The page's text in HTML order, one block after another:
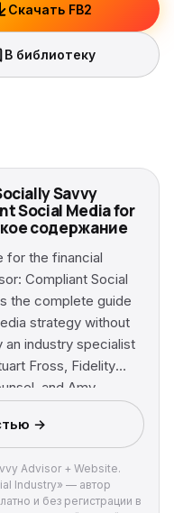
Скачать FB2
В библиотеку
Savvy
Social Media for
содержание
for the financial
Compliant Social
the complete guide
strategy without
an industry specialist
Fross, Fidelity
and Amy
Media, this book
and SEC
an effective social
finance and
industry leaders at
→
Advisor + Website.
Industry» — автор
и без регистрации в